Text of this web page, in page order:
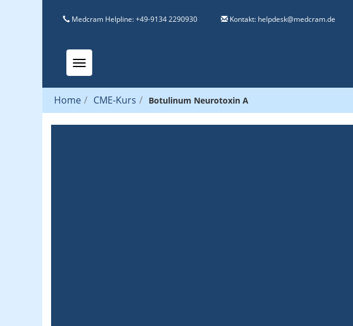
Medcram Helpline: +49-9134 2290930 Kontakt: helpdesk@medcram.de
Toggle navigation
Home / CME-Kurs / Botulinum Neurotoxin A